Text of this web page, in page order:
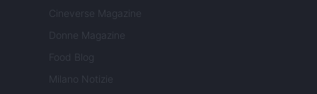
Cineverse Magazine
Donne Magazine
Food Blog
Milano Notizie